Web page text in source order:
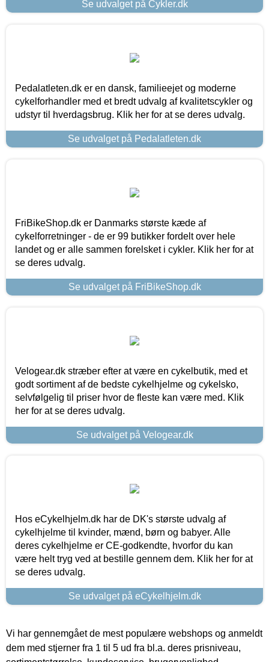
Se udvalget på Cykler.dk
Pedalatleten.dk er en dansk, familieejet og moderne
cykelforhandler med et bredt udvalg af kvalitetscykler og
udstyr til hverdagsbrug. Klik her for at se deres udvalg.
Se udvalget på Pedalatleten.dk
FriBikeShop.dk er Danmarks største kæde af
cykelforretninger - de er 99 butikker fordelt over hele
landet og er alle sammen forelsket i cykler. Klik her for at
se deres udvalg.
Se udvalget på FriBikeShop.dk
Velogear.dk stræber efter at være en cykelbutik, med et
godt sortiment af de bedste cykelhjelme og cykelsko,
selvfølgelig til priser hvor de fleste kan være med. Klik
her for at se deres udvalg.
Se udvalget på Velogear.dk
Hos eCykelhjelm.dk har de DK's største udvalg af
cykelhjelme til kvinder, mænd, børn og babyer. Alle
deres cykelhjelme er CE-godkendte, hvorfor du kan
være helt tryg ved at bestille gennem dem. Klik her for at
se deres udvalg.
Se udvalget på eCykelhjelm.dk
Vi har gennemgået de mest populære webshops og anmeldt
dem med stjerner fra 1 til 5 ud fra bl.a. deres prisniveau,